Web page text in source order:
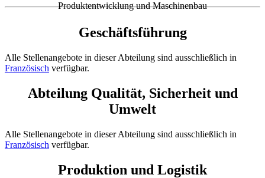
Produktentwicklung und Maschinenbau
Geschäftsführung
Alle Stellenangebote in dieser Abteilung sind ausschließlich in
Französisch verfügbar.
Abteilung Qualität, Sicherheit und
Umwelt
Alle Stellenangebote in dieser Abteilung sind ausschließlich in
Französisch verfügbar.
Produktion und Logistik